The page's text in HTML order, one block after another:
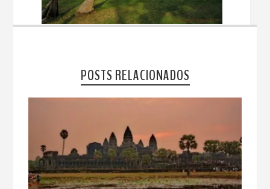
POSTS RELACIONADOS